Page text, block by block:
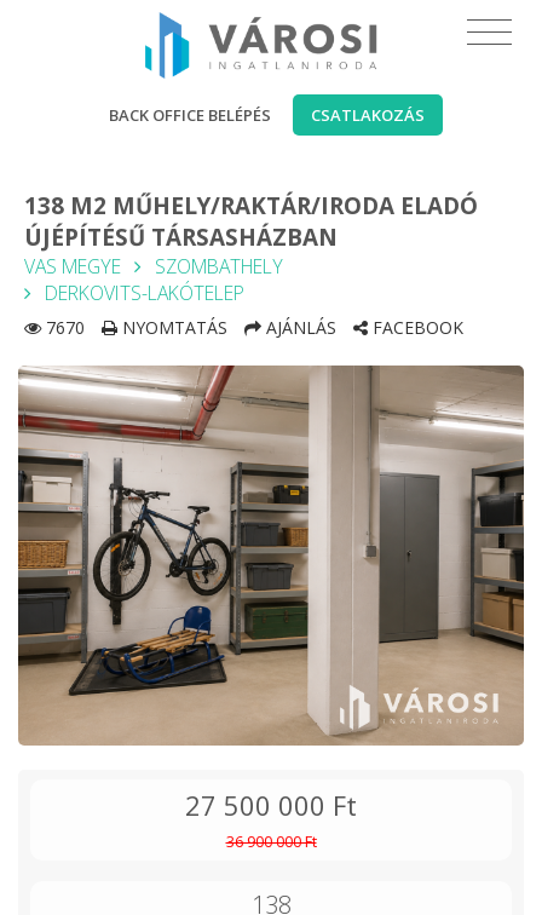
BACK OFFICE BELÉPÉS CSATLAKOZÁS
138 M2 MŰHELY/RAKTÁR/IRODA ELADÓ
ÚJÉPÍTÉSŰ TÁRSASHÁZBAN
VAS MEGYE
SZOMBATHELY
DERKOVITS-LAKÓTELEP
7670 NYOMTATÁS AJÁNLÁS FACEBOOK
27 500 000 Ft
36 900 000 Ft
138